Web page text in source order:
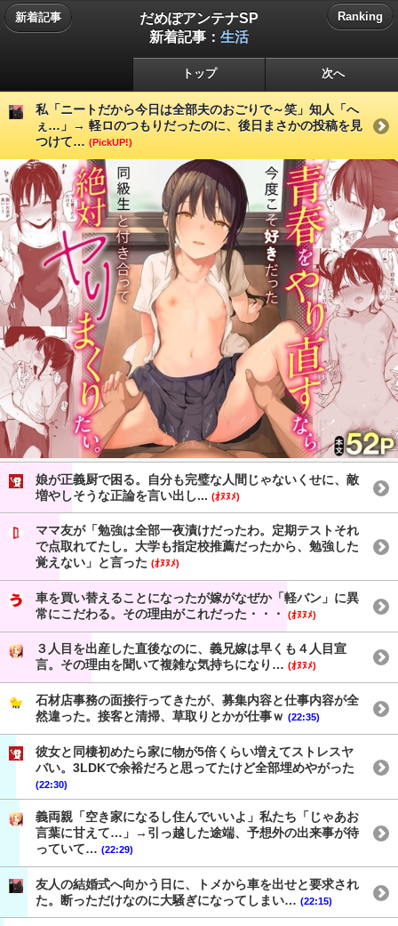
新着記事
だめぽアンテナSP
新着記事： 生活
Ranking
トップ 次へ
私「ニートだから今日は全部夫のおごりで～笑」知人「へ
ぇ…」→ 軽ロのつもりだったのに、後日まさかの投稿を見
つけて… (PickUP!)
娘が正義厨で困る。自分も完璧な人間じゃないくせに、敵
増やしそうな正論を言い出し... (ｵﾇﾇﾒ)
ママ友が「勉強は全部一夜漬けだったわ。定期テストそれ
で点取れてたし。大学も指定校推薦だったから、勉強した
覚えない」と言った (ｵﾇﾇﾒ)
車を買い替えることになったが嫁がなぜか「軽バン」に異
常にこだわる。その理由がこれだった・・・
(ｵﾇﾇﾒ)
３人目を出産した直後なのに、義兄嫁は早くも４人目宣
言。その理由を聞いて複雑な気持ちになり… (ｵﾇﾇﾒ)
石材店事務の面接行ってきたが、募集内容と仕事内容が全
然違った。接客と清掃、草取りとかが仕事ｗ (22:35)
彼女と同棲初めたら家に物が5倍くらい増えてストレスヤ
バい。3LDKで余裕だろと思ってたけど全部埋めやがった
(22:30)
義両親「空き家になるし住んでいいよ」私たち「じゃあお
言葉に甘えて…」→引っ越した途端、予想外の出来事が待
っていて… (22:29)
友人の結婚式へ向かう日に、トメから車を出せと要求され
た。断っただけなのに大騒ぎになってしまい… (22:15)